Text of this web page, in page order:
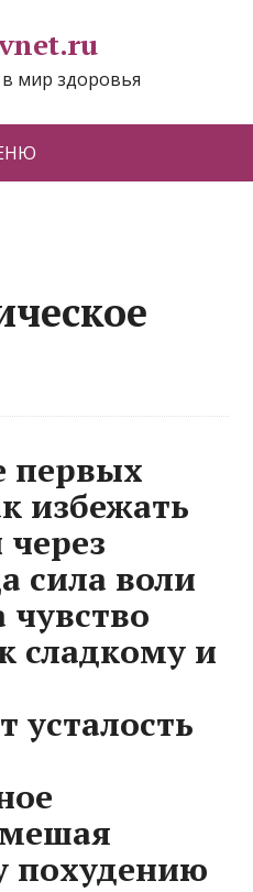
мир здоровья
первых
избежать
сила воли
чувство
сладкому и
усталость
похудению